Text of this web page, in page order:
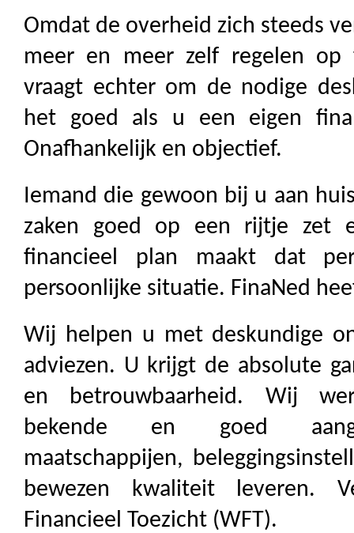
Omdat de overheid zich steeds
meer en meer zelf regelen op
vraagt echter om de nodige
het goed als u een eigen
Onafhankelijk en objectief.
Iemand die gewoon bij u aan
zaken goed op een rijtje zet
financieel plan maakt dat
persoonlijke situatie. FinaNed
Wij helpen u met deskundige
adviezen. U krijgt de absolute
en betrouwbaarheid. Wij
bekende en goed
maatschappijen,
bewezen kwaliteit leveren.
Financieel Toezicht (WFT).